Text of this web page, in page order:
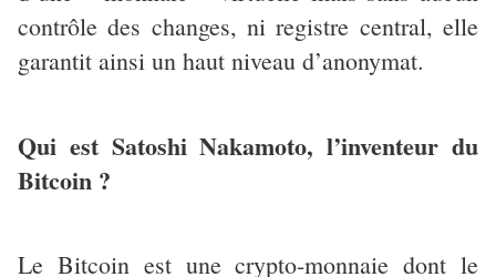
contrôle des changes, ni registre central, elle
garantit ainsi un haut niveau d’anonymat.
Qui est Satoshi Nakamoto, l’inventeur du
Bitcoin ?
Le Bitcoin est une crypto-monnaie dont le